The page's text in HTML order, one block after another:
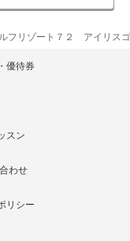
フリゾート７２ アイリス
優待券
スン
わせ
リシー